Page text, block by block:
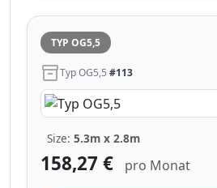
TYP OG5,5
Typ OG5,5 #113
Size: 5.3m x 2.8m
158,27 € pro Monat